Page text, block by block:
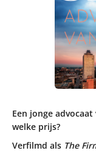
Een jonge
welke prijs?
Verfilmd als The